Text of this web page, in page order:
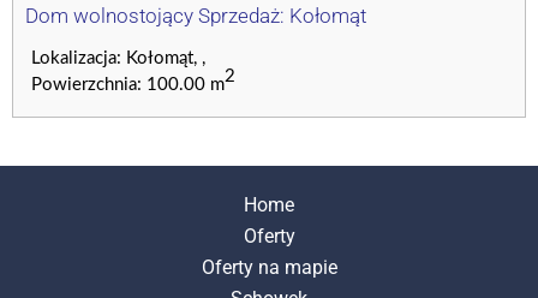
Dom wolnostojący Sprzedaż: Kołomąt
Lokalizacja: Kołomąt, ,
Powierzchnia: 100.00 m2
Home
Oferty
Oferty na mapie